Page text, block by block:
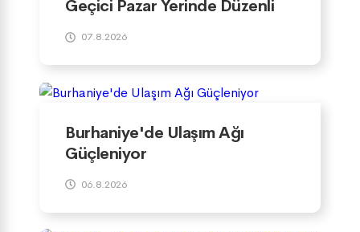
Geçici Pazar Yerinde Düzenli
Denetim
07.8.2026
Burhaniye'de Ulaşım Ağı
Güçleniyor
06.8.2026